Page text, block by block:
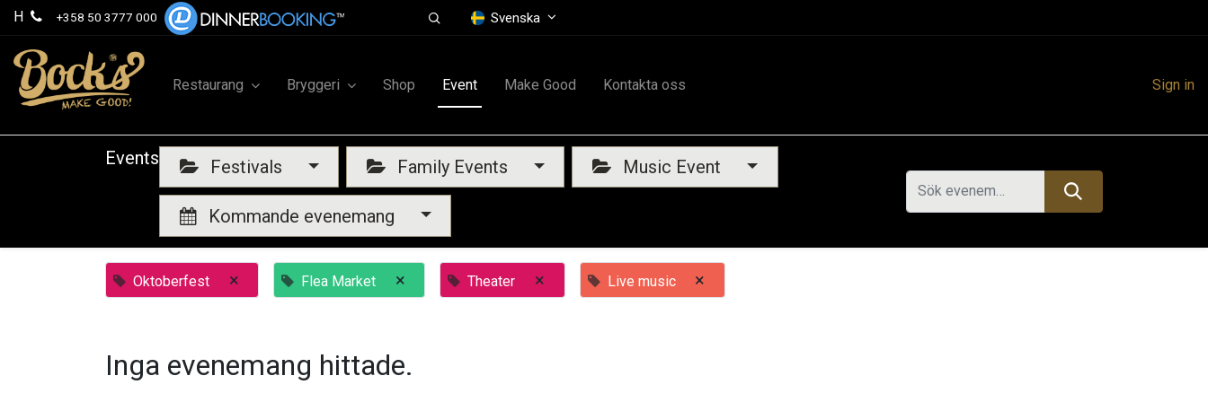
H +358 50 3777 000 Svenska
Restaurang Bryggeri Shop Event Make Good Kontakta oss Sign in
Events Festivals Family Events Music Event
Kommande evenemang
Oktoberfest × Flea Market × Theater × Live music ×
Inga evenemang hittade.